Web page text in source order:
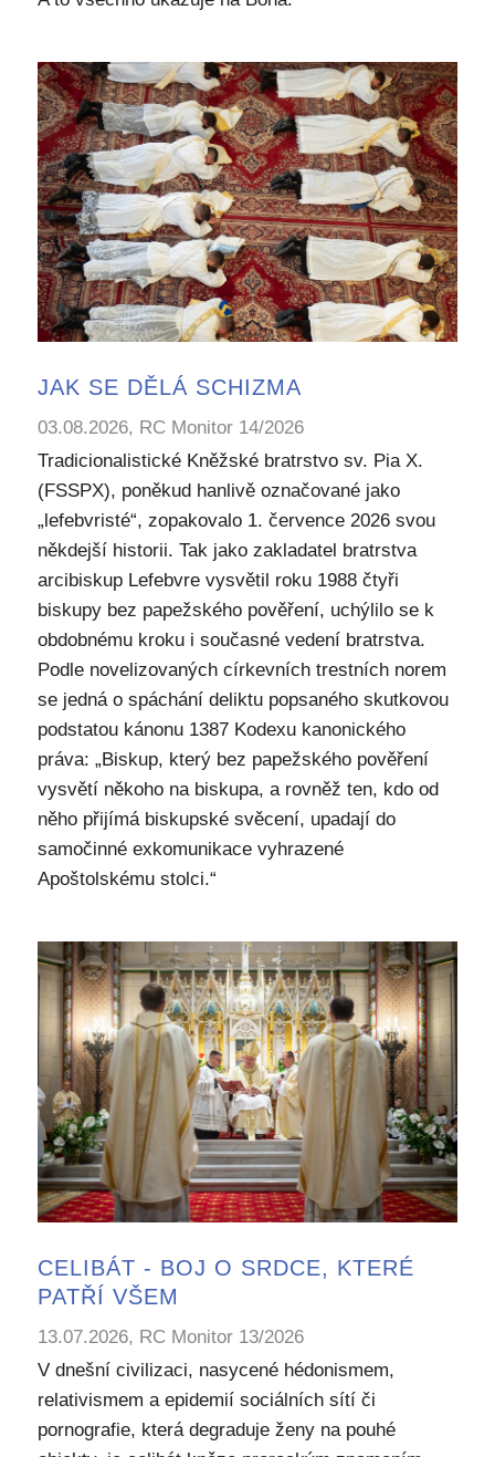
JAK SE DĚLÁ SCHIZMA
03.08.2026, RC Monitor 14/2026
Tradicionalistické Kněžské bratrstvo sv. Pia X.
(FSSPX), poněkud hanlivě označované jako
„lefebvristé“, zopakovalo 1. července 2026 svou
někdejší historii. Tak jako zakladatel bratrstva
arcibiskup Lefebvre vysvětil roku 1988 čtyři
biskupy bez papežského pověření, uchýlilo se k
obdobnému kroku i současné vedení bratrstva.
Podle novelizovaných církevních trestních norem
se jedná o spáchání deliktu popsaného skutkovou
podstatou kánonu 1387 Kodexu kanonického
práva: „Biskup, který bez papežského pověření
vysvětí někoho na biskupa, a rovněž ten, kdo od
něho přijímá biskupské svěcení, upadají do
samočinné exkomunikace vyhrazené
Apoštolskému stolci.“
CELIBÁT - BOJ O SRDCE, KTERÉ
PATŘÍ VŠEM
13.07.2026, RC Monitor 13/2026
V dnešní civilizaci, nasycené hédonismem,
relativismem a epidemií sociálních sítí či
pornografie, která degraduje ženy na pouhé